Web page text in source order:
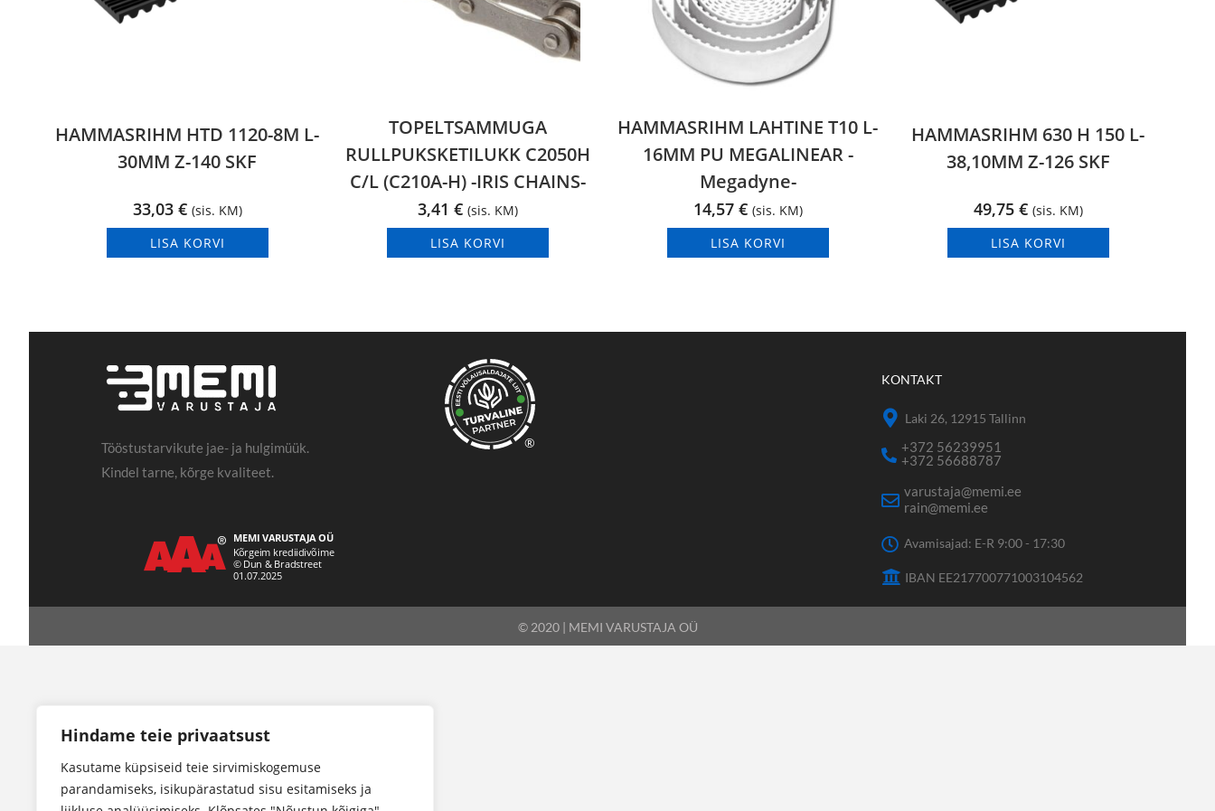
Hindame teie privaatsust
Kasutame küpsiseid teie sirvimiskogemuse
parandamiseks, isikupärastatud sisu esitamiseks ja
HAMMASRIHM HTD 1120-8M L-
30MM Z-140 SKF
33,03 € (sis. KM)
LISA KORVI
TOPELTSAMMUGA
RULLPUKSKETILUKK C2050H
C/L (C210A-H) -IRIS CHAINS-
3,41 € (sis. KM)
LISA KORVI
HAMMASRIHM LAHTINE T10 L-
16MM PU MEGALINEAR -
Megadyne-
14,57 € (sis. KM)
LISA KORVI
HAMMASRIHM 630 H 150 L-
38,10MM Z-126 SKF
49,75 € (sis. KM)
LISA KORVI
Tööstustarvikute jae- ja hulgimüük.
Kindel tarne, kõrge kvaliteet.
®
KONTAKT
Laki 26, 12915 Tallinn
+372 56239951
+372 56688787
varustaja@memi.ee
rain@memi.ee
Avamisajad: E-R 9:00 - 17:30
IBAN EE217700771003104562
© 2020 | MEMI VARUSTAJA OÜ